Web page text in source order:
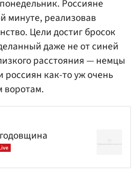
Россияне
минуте, реализовав
Цели достиг бросок
даже не от синей
расстояния — немцы
россиян как-то уж очень
воротам.